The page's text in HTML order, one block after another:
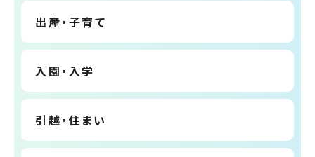
出産・子育て
入園・入学
引越・住まい